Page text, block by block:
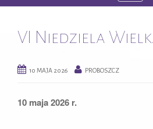
o
g
VI Niedziela
10 MAJA 2026 PROBOSZCZ
10 maja 2026 r.